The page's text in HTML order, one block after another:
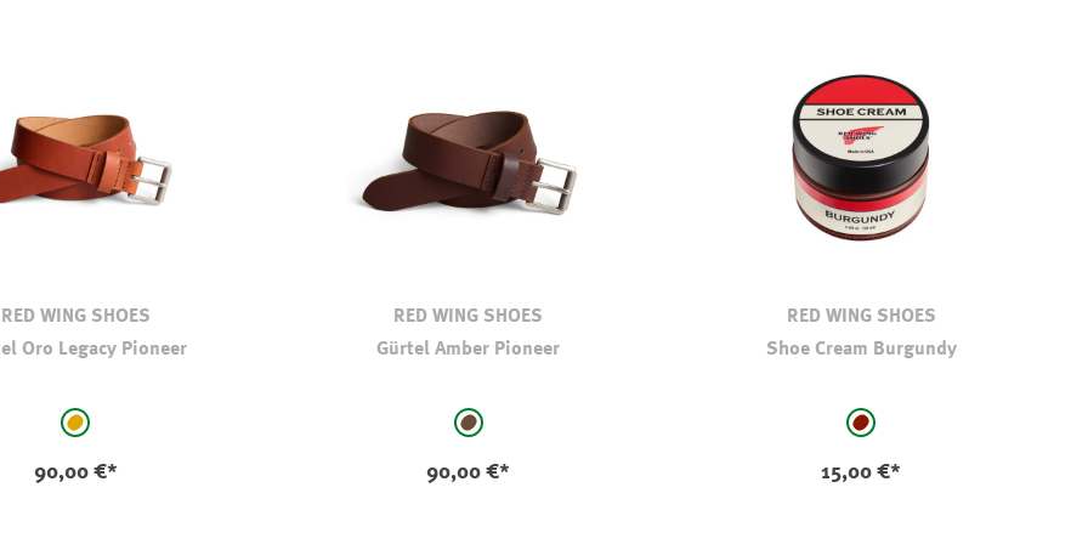
RED WING SHOES
Oro Legacy Pioneer
auswählenhellbraun-camel
90,00 €*
RED WING SHOES
Gürtel Amber Pioneer
auswählen
braun
90,00 €*
RED WING SHOES
Shoe Cream Burgundy
auswählen
bordeaux
15,00 €*